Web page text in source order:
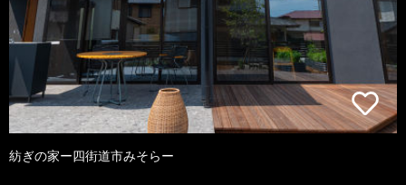
紡ぎの家ー四街道市みそらー